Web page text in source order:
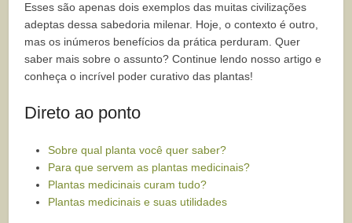
Esses são apenas dois exemplos das muitas civilizações
adeptas dessa sabedoria milenar. Hoje, o contexto é outro,
mas os inúmeros benefícios da prática perduram. Quer
saber mais sobre o assunto? Continue lendo nosso artigo e
conheça o incrível poder curativo das plantas!
Direto ao ponto
Sobre qual planta você quer saber?
Para que servem as plantas medicinais?
Plantas medicinais curam tudo?
Plantas medicinais e suas utilidades